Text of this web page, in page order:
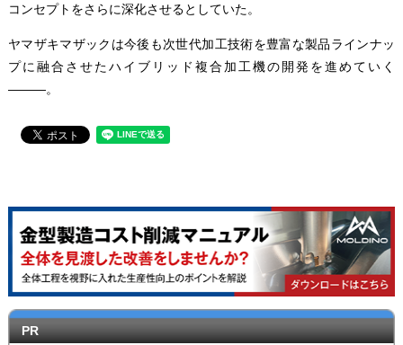
コンセプトをさらに深化させるとしていた。
ヤマザキマザックは今後も次世代加工技術を豊富な製品ラインナッ
プに融合させたハイブリッド複合加工機の開発を進めていく
―――。
PR